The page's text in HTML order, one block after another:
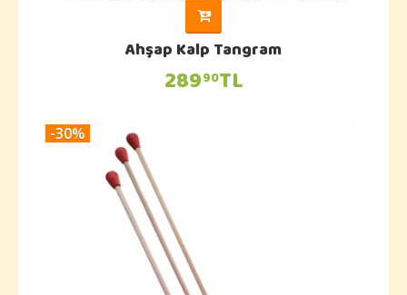
Ahşap Kalp Tangram
28990TL
-30%